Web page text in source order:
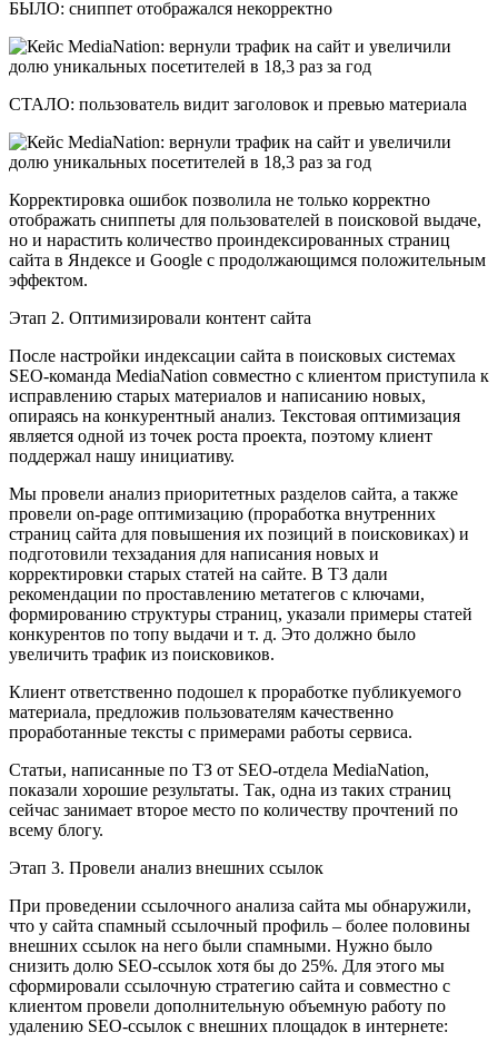
БЫЛО: сниппет отображался некорректно
СТАЛО: пользователь видит заголовок и превью материала
Корректировка ошибок позволила не только корректно
отображать сниппеты для пользователей в поисковой выдаче,
но и нарастить количество проиндексированных страниц
сайта в Яндексе и Google с продолжающимся положительным
эффектом.
Этап 2. Оптимизировали контент сайта
После настройки индексации сайта в поисковых системах
SEO-команда MediaNation совместно с клиентом приступила к
исправлению старых материалов и написанию новых,
опираясь на конкурентный анализ. Текстовая оптимизация
является одной из точек роста проекта, поэтому клиент
поддержал нашу инициативу.
Мы провели анализ приоритетных разделов сайта, а также
провели on-page оптимизацию (проработка внутренних
страниц сайта для повышения их позиций в поисковиках) и
подготовили техзадания для написания новых и
корректировки старых статей на сайте. В ТЗ дали
рекомендации по проставлению метатегов с ключами,
формированию структуры страниц, указали примеры статей
конкурентов по топу выдачи и т. д. Это должно было
увеличить трафик из поисковиков.
Клиент ответственно подошел к проработке публикуемого
материала, предложив пользователям качественно
проработанные тексты с примерами работы сервиса.
Статьи, написанные по ТЗ от SEO-отдела MediaNation,
показали хорошие результаты. Так, одна из таких страниц
сейчас занимает второе место по количеству прочтений по
всему блогу.
Этап 3. Провели анализ внешних ссылок
При проведении ссылочного анализа сайта мы обнаружили,
что у сайта спамный ссылочный профиль – более половины
внешних ссылок на него были спамными. Нужно было
снизить долю SEO-ссылок хотя бы до 25%. Для этого мы
сформировали ссылочную стратегию сайта и совместно с
клиентом провели дополнительную объемную работу по
удалению SEO-ссылок с внешних площадок в интернете: